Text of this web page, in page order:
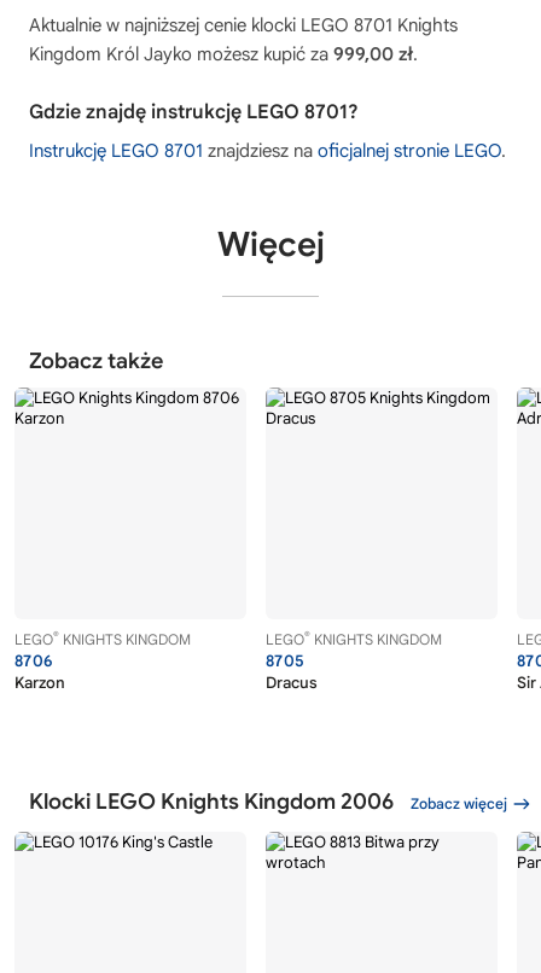
Aktualnie w najniższej cenie klocki LEGO 8701 Knights
Kingdom Król Jayko możesz kupić za 999,00 zł.
Gdzie znajdę instrukcję LEGO 8701?
Instrukcję LEGO 8701 znajdziesz na oficjalnej stronie LEGO.
Więcej
Zobacz także
LEGO® KNIGHTS KINGDOM
8706
Karzon
LEGO® KNIGHTS KINGDOM
8705
Dracus
Sir
Klocki LEGO Knights Kingdom 2006 Zobacz więcej